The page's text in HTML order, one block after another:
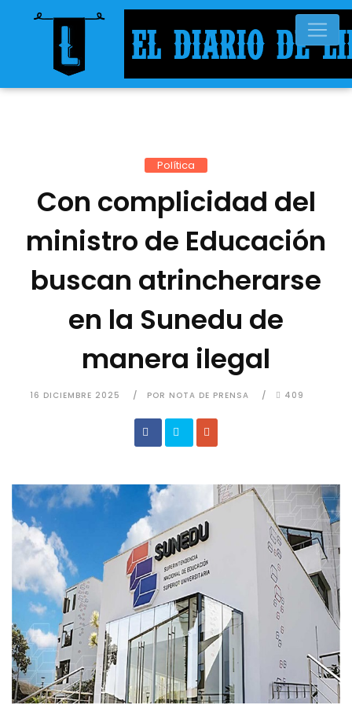
Política
Con complicidad del
ministro de Educación
buscan atrincherarse
en la Sunedu de
manera ilegal
16 DICIEMBRE 2025 POR NOTA DE PRENSA 409